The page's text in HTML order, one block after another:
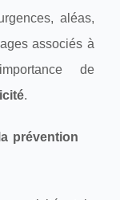
aléas,
associés à
de
.
prévention